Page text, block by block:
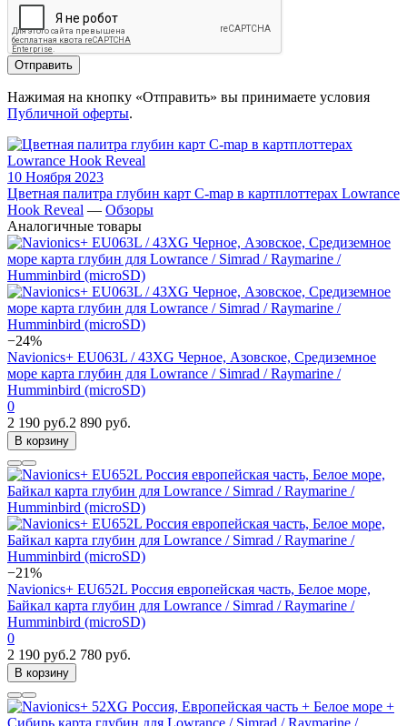
Отправить
Нажимая на кнопку «Отправить» вы принимаете условия
Публичной оферты.
10 Ноября 2023
Цветная палитра глубин карт C-map в картплоттерах Lowrance
Hook Reveal — Обзоры
Аналогичные товары
−24%
Navionics+ EU063L / 43XG Черное, Азовское, Средиземное
море карта глубин для Lowrance / Simrad / Raymarine /
Humminbird (microSD)
0
2 190 руб.2 890 руб.
В корзину
−21%
Navionics+ EU652L Россия европейская часть, Белое море,
Байкал карта глубин для Lowrance / Simrad / Raymarine /
Humminbird (microSD)
0
2 190 руб.2 780 руб.
В корзину